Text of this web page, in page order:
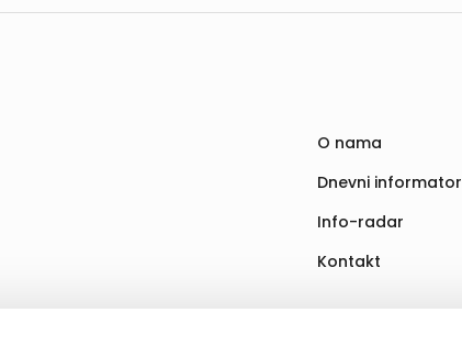
O nama
Dnevni informator
Info-radar
Kontakt